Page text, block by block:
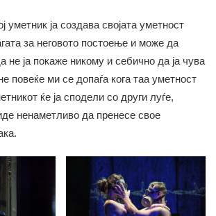
уметник ја создава својата уметност
за неговото постоење и може да
не ја покаже никому и себично да ја чува
повеќе ми се допаѓа кога таа уметност
ќе ја сподели со други луѓе,
ненаметливо да пренесе свое